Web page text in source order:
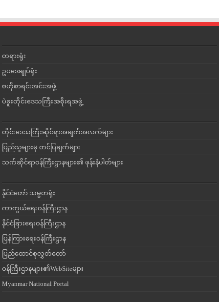
တရားရုံး
ဥပဒေချုပ်ရုံး
ဗဟိုစာရင်းအင်းအဖွဲ့
ပဲခူးတိုင်းဒေသကြီးအစိုးရအဖွဲ့
တိုင်းဒေသကြီးဆိုင်ရာအချက်အလက်များ
ပြည်သူများမှ တင်ပြချက်များ
သက်ဆိုင်ရာဝန်ကြီးဌာနများ၏ ဖုန်းနံပါတ်များ
နိုင်ငံတော် သမ္မတရုံး
ကာကွယ်ရေးဝန်ကြီးဌာန
နိုင်ငံခြားရေးဝန်ကြီးဌာန
ပြန်ကြားရေးဝန်ကြီးဌာန
ပြည်ထောင်စုလွှတ်တော်
ဝန်ကြီးဌာနများ၏WebSiteများ
Myanmar National Portal